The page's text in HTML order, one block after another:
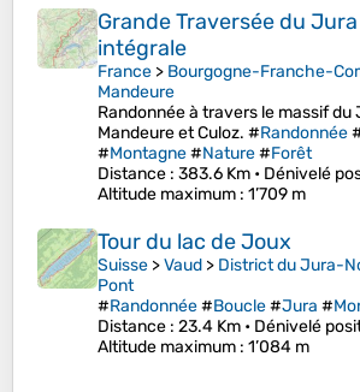
Grande Traversée du
intégrale
France > Bourgogne-Franche-
Mandeure
Randonnée à travers le massif du
Mandeure et Culoz. #Randonnée
#Montagne#Nature#Forêt
Distance : 383.6 Km • Dénivelé
Altitude maximum : 1’709 m
Tour du lac de Joux
Suisse >Vaud > District du Jura-
Pont
#Randonnée#Boucle#Jura #
Distance : 23.4 Km • Dénivelé
Altitude maximum : 1’084 m